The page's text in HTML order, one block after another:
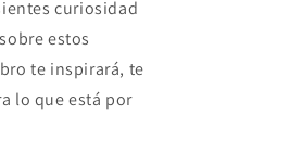
curiosidad
estos
te inspirará, te
lo que está por